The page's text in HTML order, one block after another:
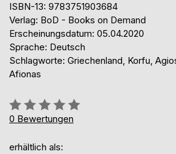
ISBN-13: 9783751903684
Verlag: BoD - Books on Demand
Erscheinungsdatum: 05.04.2020
Sprache: Deutsch
Schlagworte: Griechenland, Korfu,
Afionas
Bewertung::
0%
0 Bewertungen
erhältlich als: